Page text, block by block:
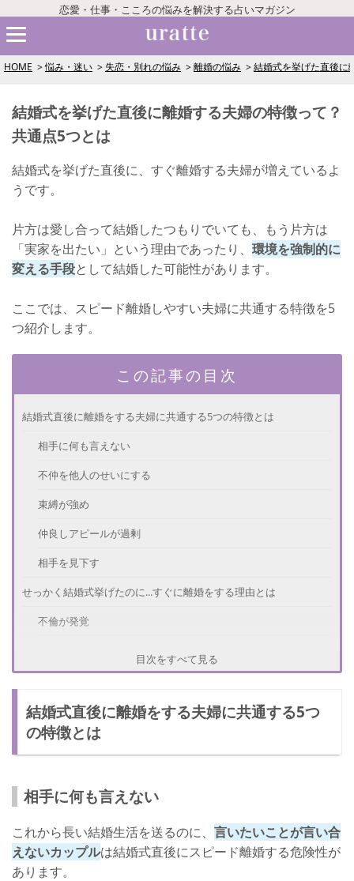
恋愛・仕事・こころの悩みを解決する占いマガジン
HOME 悩み・迷い 失恋・別れの悩み 離婚の悩み 結婚式を挙げた直後に
結婚式を挙げた直後に離婚する夫婦の特徴って？
共通点5つとは
結婚式を挙げた直後に、すぐ離婚する夫婦が増えているよ
うです。
片方は愛し合って結婚したつもりでいても、もう片方は
「実家を出たい」という理由であったり、 環境を強制的に
変える手段として結婚した可能性があります。
ここでは、スピード離婚しやすい夫婦に共通する特徴を5
つ紹介します。
この記事の目次
結婚式直後に離婚をする夫婦に共通する5つの特徴とは
相手に何も言えない
不仲を他人のせいにする
束縛が強め
仲良しアピールが過剰
相手を見下す
せっかく結婚式挙げたのに...すぐに離婚をする理由とは
不倫が発覚
結婚前でもわかる？スピード離婚するカップルの共通点
その場のノリで行動する
すぐに離婚する夫婦は結婚式でも見抜くことができるって本当？
派手過ぎる結婚式は要注意
こだわりの強い結婚式は前途多難
目次をすべて見る
結婚式直後に離婚をする夫婦に共通する5つ
の特徴とは
相手に何も言えない
これから長い結婚生活を送るのに、 言いたいことが言い合
えないカップルは結婚式直後にスピード離婚する危険性が
あります。